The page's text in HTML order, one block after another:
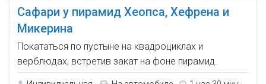
Сафари у пирамид Хеопса, Хефрена и
Микерина
Покататься по пустыне на квадроциклах и
верблюдах, встретив закат на фоне пирамид.